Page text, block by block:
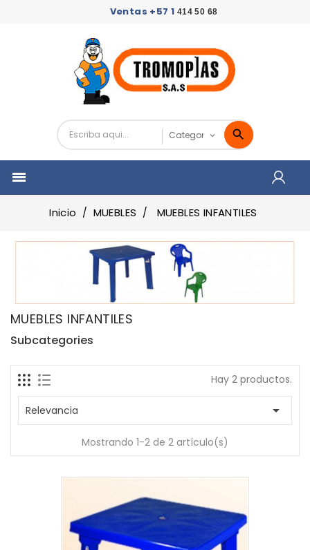
Ventas +57 1 414 50 68

Inicio MUEBLES MUEBLES INFANTILES
MUEBLES INFANTILES
Subcategories
Hay 2 productos.
Relevancia 
Mostrando 1-2 de 2 artículo(s)